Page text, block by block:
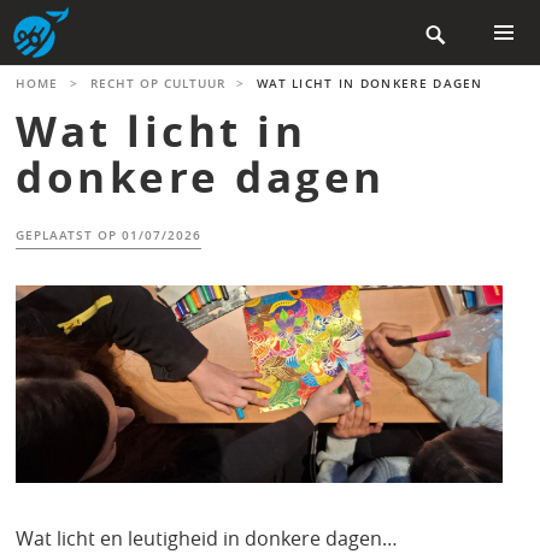
Skip
to
content

MENU
HOME > RECHT OP CULTUUR > WAT LICHT IN DONKERE DAGEN
Wat licht in
donkere dagen
GEPLAATST OP01/07/2026
Wat licht en leutigheid in donkere dagen…